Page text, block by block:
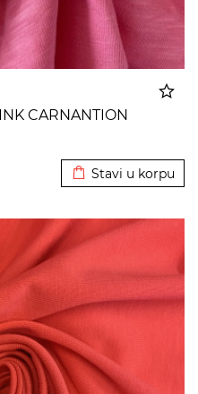
CARNANTION
Stavi u korpu